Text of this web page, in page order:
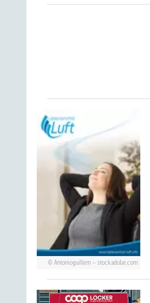
Antonioguillem – stock.adobe.com